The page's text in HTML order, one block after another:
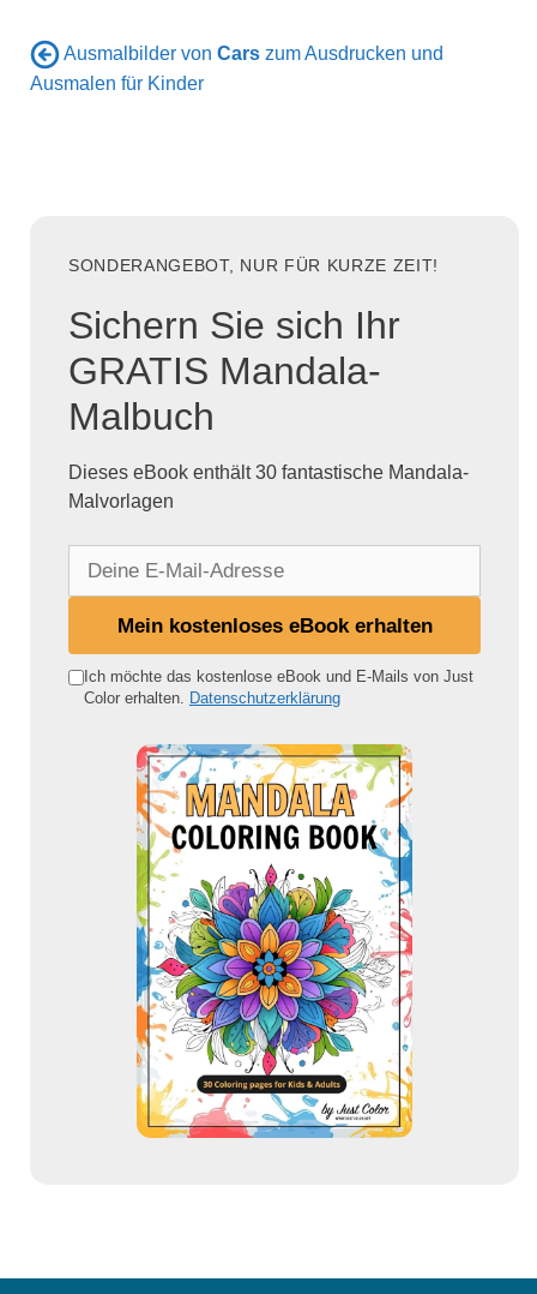
Ausmalbilder von Cars zum Ausdrucken und
Ausmalen für Kinder
SONDERANGEBOT, NUR FÜR KURZE ZEIT!
Sichern Sie sich Ihr
GRATIS Mandala-
Malbuch
Dieses eBook enthält 30 fantastische Mandala-
Malvorlagen
e
Mein kostenloses eBook erhalten
Ich möchte das kostenlose eBook und E-Mails von Just
Color erhalten.
Datenschutzerklärung